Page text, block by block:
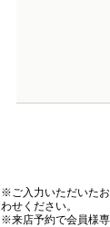
※ご入力いただいたお
わせください。
※来店予約で会員様専